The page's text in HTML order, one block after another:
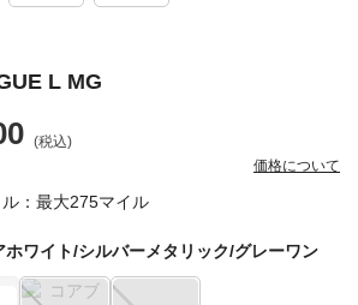
：最大275マイル
L MG
(税込)
価格について
ホワイト/シルバーメタリック/グレーワン